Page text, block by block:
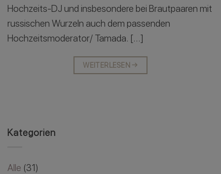
Hochzeits-DJ und insbesondere bei Brautpaaren mit
russischen Wurzeln auch dem passenden
Hochzeitsmoderator/ Tamada. […]
WEITERLESEN →
Kategorien
Alle (31)